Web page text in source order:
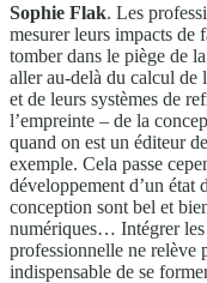
Sophie Flak. Les
mesurer leurs impacts de
tomber dans le piège de
aller au-delà du calcul de
et de leurs systèmes de
l’empreinte – de la
quand on est un éditeur
exemple. Cela passe
développement d’un état
conception sont bel et
numériques… Intégrer
professionnelle ne relève
indispensable de se